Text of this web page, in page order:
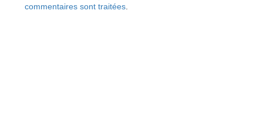
commentaires sont traitées